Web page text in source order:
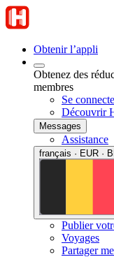
Obtenir l’appli
Obtenez des
membres
Se
Découvrir
Messages
Assistance
français · EUR ·
Publier
Voyages
Partager